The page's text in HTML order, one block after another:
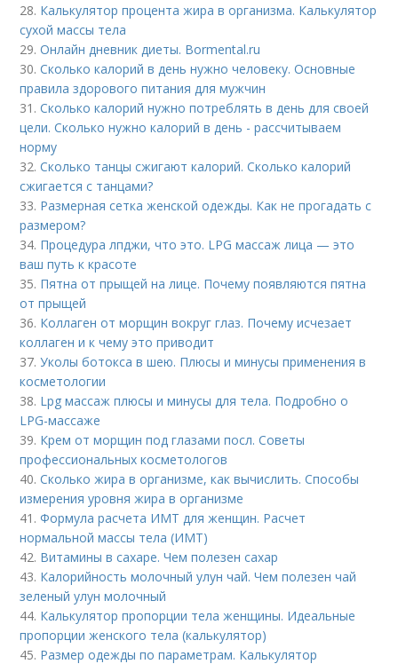
28. Калькулятор процента жира в организма. Калькулятор
сухой массы тела
29.Онлайн дневник диеты. Bormental.ru
30.Сколько калорий в день нужно человеку. Основные
правила здорового питания для мужчин
31.Сколько калорий нужно потреблять в день для своей
цели. Сколько нужно калорий в день - рассчитываем
норму
32.Сколько танцы сжигают калорий. Сколько калорий
сжигается с танцами?
33. Размерная сетка женской одежды. Как не прогадать с
размером?
34. Процедура лпджи, что это. LPG массаж лица — это
ваш путь к красоте
35. Пятна от прыщей на лице. Почему появляются пятна
от прыщей
36. Коллаген от морщин вокруг глаз. Почему исчезает
коллаген и к чему это приводит
37.Уколы ботокса в шею. Плюсы и минусы применения в
косметологии
38. Lpg массаж плюсы и минусы для тела. Подробно о
LPG-массаже
39. Крем от морщин под глазами посл. Советы
профессиональных косметологов
40.Сколько жира в организме, как вычислить. Способы
измерения уровня жира в организме
41.Формула расчета ИМТ для женщин. Расчет
нормальной массы тела (ИМТ)
42. Витамины в сахаре. Чем полезен сахар
43. Калорийность молочный улун чай. Чем полезен чай
зеленый улун молочный
44. Калькулятор пропорции тела женщины. Идеальные
пропорции женского тела (калькулятор)
45. Размер одежды по параметрам. Калькулятор